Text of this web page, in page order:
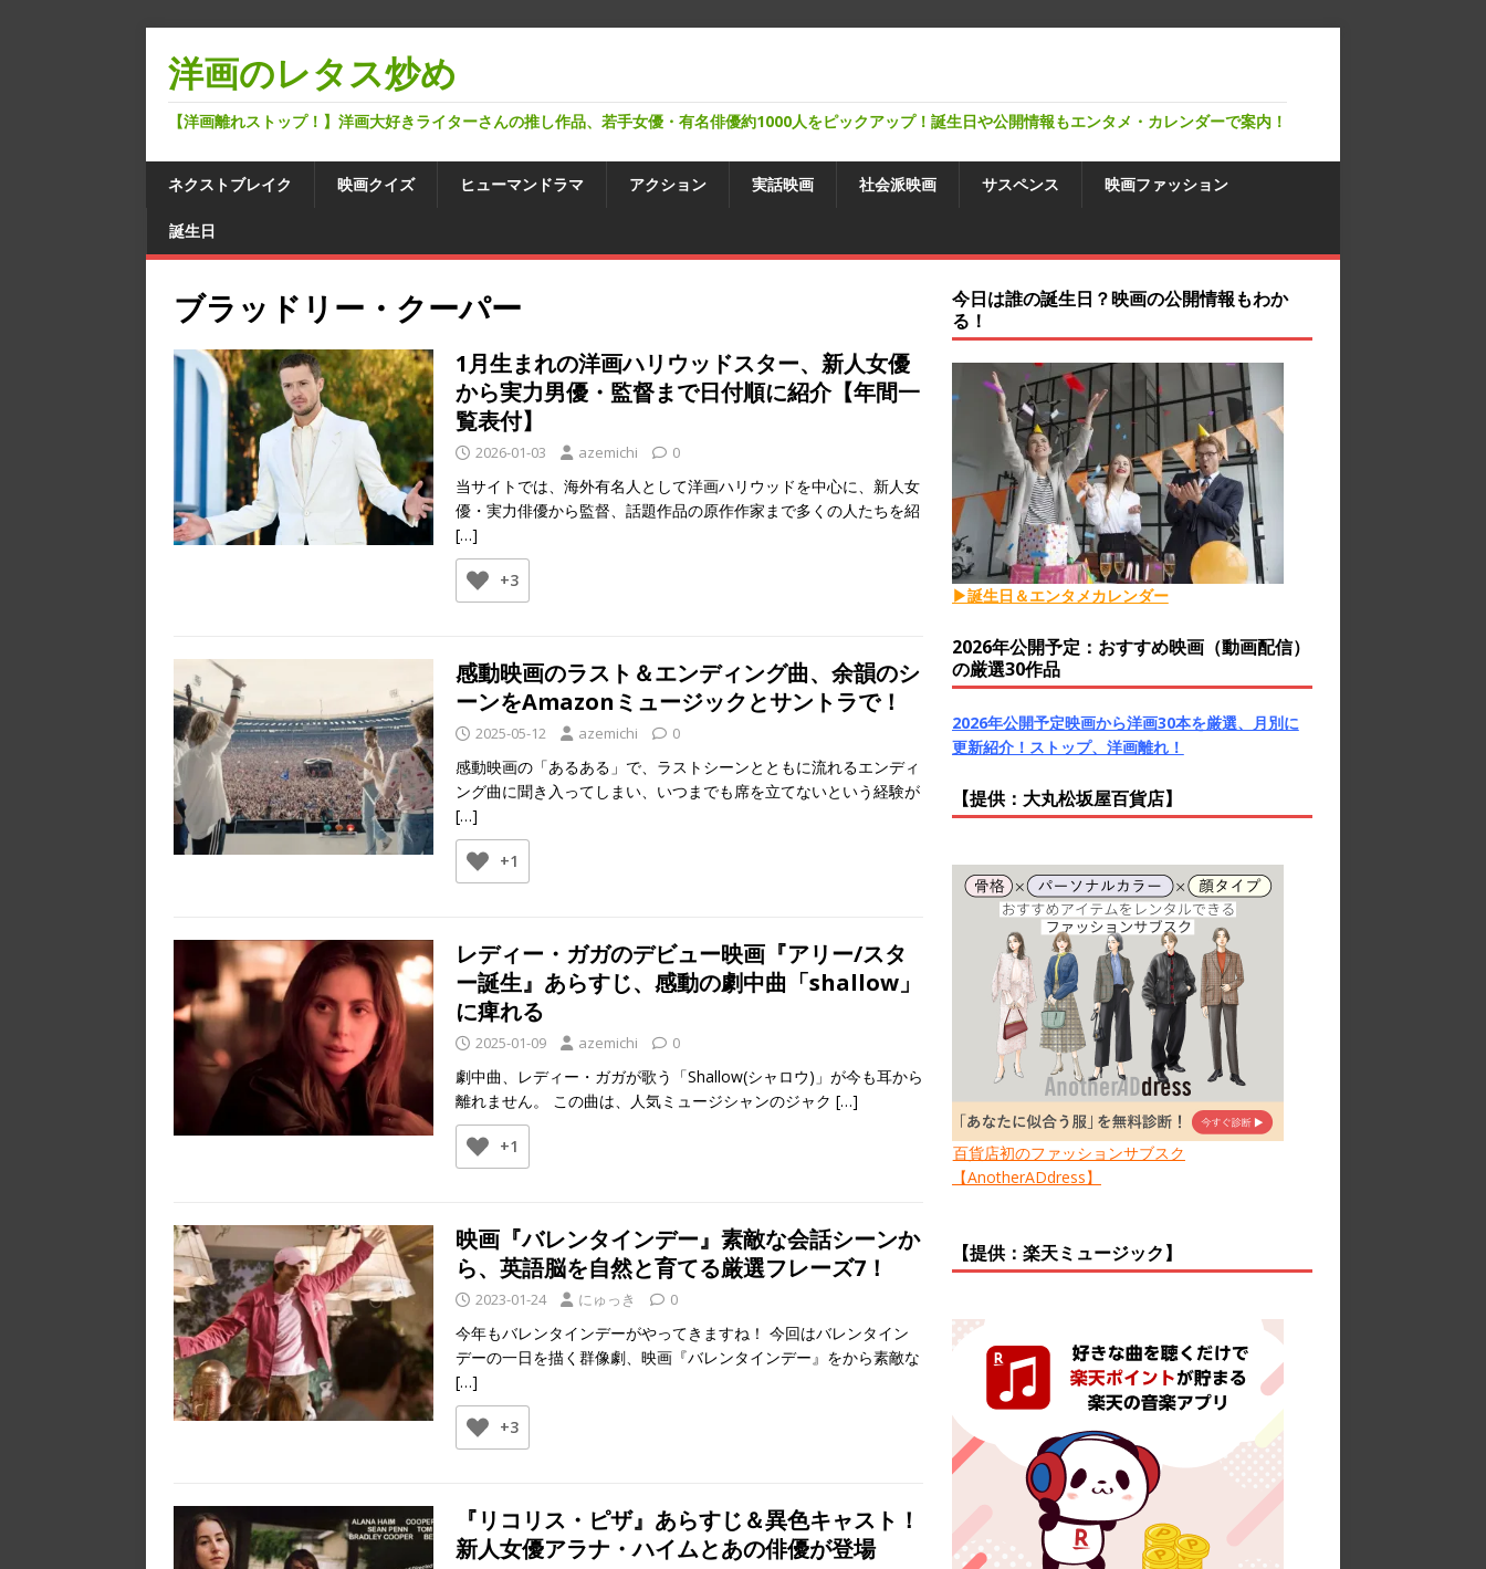
洋画のレタス炒め
【洋画離れストップ！】洋画大好きライターさんの推し作品、若手女優・有名俳優約1000人をピックアップ！誕生日や公開情報もエンタメ・カレンダーで案内！
ネクストブレイク 映画クイズ ヒューマンドラマ アクション 実話映画 社会派映画 サスペンス 映画ファッション
誕生日
ブラッドリー・クーパー
1月生まれの洋画ハリウッドスター、新人女優
から実力男優・監督まで日付順に紹介【年間一
覧表付】
2026-01-03 azemichi 0
当サイトでは、海外有名人として洋画ハリウッドを中心に、新人女
優・実力俳優から監督、話題作品の原作作家まで多くの人たちを紹
[…]
+3
感動映画のラスト＆エンディング曲、余韻のシ
ーンをAmazonミュージックとサントラで！
2025-05-12 azemichi 0
感動映画の「あるある」で、ラストシーンとともに流れるエンディ
ング曲に聞き入ってしまい、いつまでも席を立てないという経験が
[…]
+1
レディー・ガガのデビュー映画『アリー/スタ
ー誕生』あらすじ、感動の劇中曲「shallow」
に痺れる
2025-01-09 azemichi 0
劇中曲、レディー・ガガが歌う「Shallow(シャロウ)」が今も耳から
離れません。 この曲は、人気ミュージシャンのジャク […]
+1
映画『バレンタインデー』素敵な会話シーンか
ら、英語脳を自然と育てる厳選フレーズ7！
2023-01-24 にゅっき 0
今年もバレンタインデーがやってきますね！ 今回はバレンタイン
デーの一日を描く群像劇、映画『バレンタインデー』をから素敵な
[…]
+3
『リコリス・ピザ』あらすじ＆異色キャスト！
新人女優アラナ・ハイムとあの俳優が登場
今日は誰の誕生日？映画の公開情報もわか
る！
▶誕生日＆エンタメカレンダー
2026年公開予定：おすすめ映画（動画配信）
の厳選30作品
2026年公開予定映画から洋画30本を厳選、月別に
更新紹介！ストップ、洋画離れ！
【提供：大丸松坂屋百貨店】
百貨店初のファッションサブスク
【AnotherADdress】
【提供：楽天ミュージック】